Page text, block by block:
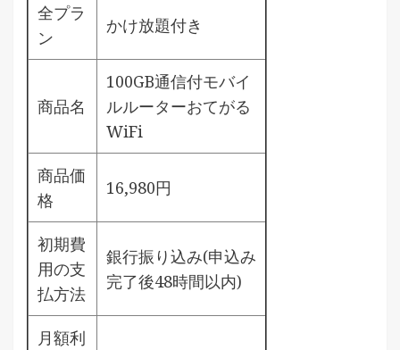
全プラ
ン
かけ放題付き
商品名
100GB通信付モバイ
ルルーターおてがる
WiFi
商品価
格
16,980円
初期費
用の支
払方法
銀行振り込み(申込み
完了後48時間以内)
月額利